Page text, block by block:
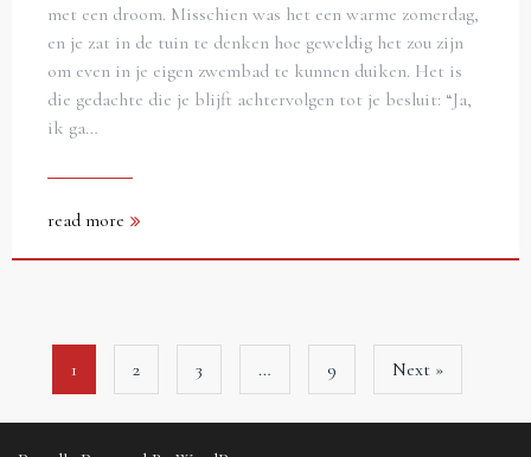
met een droom. Misschien was het een warme zomerdag,
en je zat in de tuin te denken hoe geweldig het zou zijn
om even in je eigen zwembad te kunnen duiken. Het is
die gedachte die je blijft achtervolgen tot je besluit: “Ja,
ik ga…
read more
1 2 3 … 9 Next »